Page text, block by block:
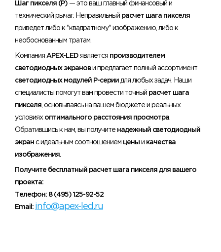
Шаг пикселя (P) — это ваш главный финансовый и
технический рычаг. Неправильный расчет шага пикселя
приведет либо к "квадратному" изображению, либо к
необоснованным тратам.
Компания APEX-LED является производителем
светодиодных экранови предлагает полный ассортимент
светодиодных модулей P-серии для любых задач. Наши
специалисты помогут вам провести точный расчет шага
пикселя , основываясь на вашем бюджете и реальных
условиях оптимального расстояния просмотра
Обратившись к нам, вы получите надежный светодиодный
экран с идеальным соотношением цены и качества
изображения
Получите бесплатный расчет шага пикселя для вашего
проекта:
Телефон: 8 (495) 125-92-52
Email: info@apex-led.ru